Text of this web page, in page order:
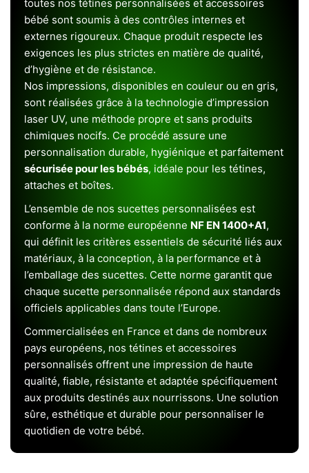
toutes nos tétines personnalisées et accessoires
bébé sont soumis à des contrôles internes et
externes rigoureux. Chaque produit respecte les
exigences les plus strictes en matière de qualité,
d’hygiène et de résistance.
Nos impressions, disponibles en couleur ou en gris,
sont réalisées grâce à la technologie d’impression
laser UV, une méthode propre et sans produits
chimiques nocifs. Ce procédé assure une
personnalisation durable, hygiénique et parfaitement
sécurisée pour les bébés, idéale pour les tétines,
attaches et boîtes.
L’ensemble de nos sucettes personnalisées est
conforme à la norme européenne NF EN 1400+A1,
qui définit les critères essentiels de sécurité liés aux
matériaux, à la conception, à la performance et à
l’emballage des sucettes. Cette norme garantit que
chaque sucette personnalisée répond aux standards
officiels applicables dans toute l’Europe.
Commercialisées en France et dans de nombreux
pays européens, nos tétines et accessoires
personnalisés offrent une impression de haute
qualité, fiable, résistante et adaptée spécifiquement
aux produits destinés aux nourrissons. Une solution
sûre, esthétique et durable pour personnaliser le
quotidien de votre bébé.